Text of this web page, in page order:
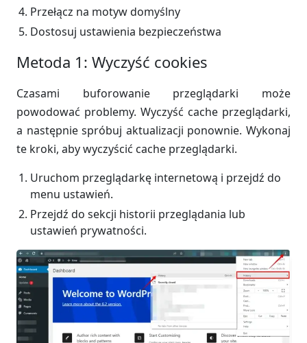
Przełącz na motyw domyślny
Dostosuj ustawienia bezpieczeństwa
Metoda 1: Wyczyść cookies
Czasami buforowanie przeglądarki może
powodować problemy. Wyczyść cache przeglądarki,
a następnie spróbuj aktualizacji ponownie. Wykonaj
te kroki, aby wyczyścić cache przeglądarki.
Uruchom przeglądarkę internetową i przejdź do
menu ustawień.
Przejdź do sekcji historii przeglądania lub
ustawień prywatności.